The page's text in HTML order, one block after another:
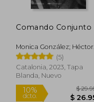
Comando Conjunto
Monica González; Héctor
Contreras
(5)
Catalonia, 2023, Tapa
Blanda, Nuevo